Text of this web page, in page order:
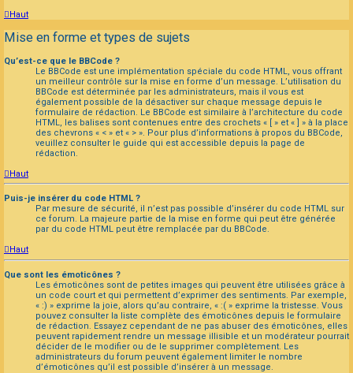
Haut
Mise en forme et types de sujets
Qu’est-ce que le BBCode ?
Le BBCode est une implémentation spéciale du code HTML, vous offrant
un meilleur contrôle sur la mise en forme d’un message. L’utilisation du
BBCode est déterminée par les administrateurs, mais il vous est
également possible de la désactiver sur chaque message depuis le
formulaire de rédaction. Le BBCode est similaire à l’architecture du code
HTML, les balises sont contenues entre des crochets « [ » et « ] » à la place
des chevrons « < » et « > ». Pour plus d’informations à propos du BBCode,
veuillez consulter le guide qui est accessible depuis la page de
rédaction.
Haut
Puis-je insérer du code HTML ?
Par mesure de sécurité, il n’est pas possible d’insérer du code HTML sur
ce forum. La majeure partie de la mise en forme qui peut être générée
par du code HTML peut être remplacée par du BBCode.
Haut
Que sont les émoticônes ?
Les émoticônes sont de petites images qui peuvent être utilisées grâce à
un code court et qui permettent d’exprimer des sentiments. Par exemple,
« :) » exprime la joie, alors qu’au contraire, « :( » exprime la tristesse. Vous
pouvez consulter la liste complète des émoticônes depuis le formulaire
de rédaction. Essayez cependant de ne pas abuser des émoticônes, elles
peuvent rapidement rendre un message illisible et un modérateur pourrait
décider de le modifier ou de le supprimer complètement. Les
administrateurs du forum peuvent également limiter le nombre
d’émoticônes qu’il est possible d’insérer à un message.